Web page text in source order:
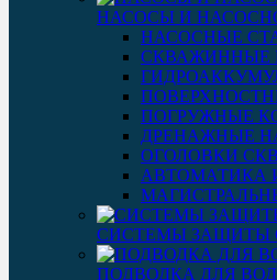
НАСОСЫ И
НАСОСНЫЕ
СКВАЖИННЫЕ
ПОГРУЖНЫЕ
ДРЕНАЖНЫЕ
ОГОЛОВКИ
АВТОМАТИКА
СИСТЕМЫ ЗАЩИТЫ
ПОДВОДКА ДЛЯ